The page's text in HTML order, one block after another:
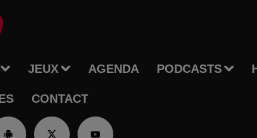
JEUX AGENDA PODCASTS
CONTACT